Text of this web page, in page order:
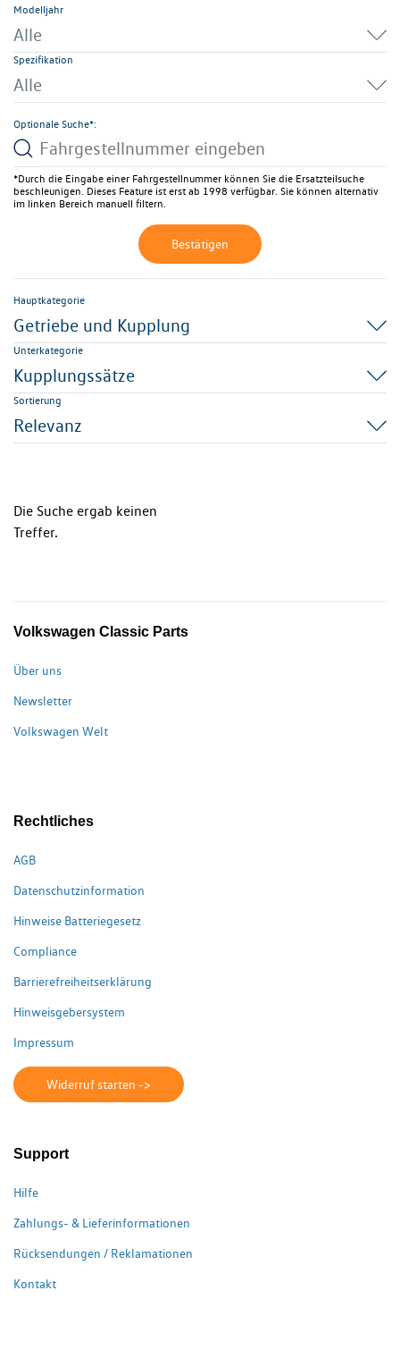
Modelljahr
Alle
Spezifikation
Alle
Optionale Suche*:
*Durch die Eingabe einer Fahrgestellnummer können Sie die Ersatzteilsuche
beschleunigen. Dieses Feature ist erst ab 1998 verfügbar. Sie können alternativ
im linken Bereich manuell filtern.
Bestätigen
Hauptkategorie
Getriebe und Kupplung
Unterkategorie
Kupplungssätze
Sortierung
Relevanz
Die Suche ergab keinen
Treffer.
Volkswagen Classic Parts
Über uns
Newsletter
Volkswagen Welt
Rechtliches
AGB
Datenschutzinformation
Hinweise Batteriegesetz
Compliance
Barrierefreiheitserklärung
Hinweisgebersystem
Impressum
Widerruf starten ->
Support
Hilfe
Zahlungs- & Lieferinformationen
Rücksendungen / Reklamationen
Kontakt